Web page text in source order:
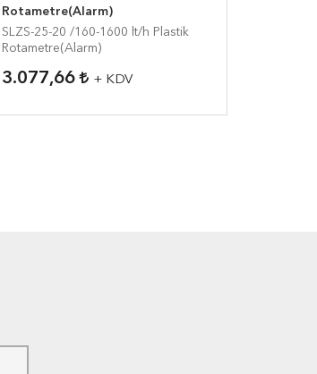
Rotametre(Alarm)
SLZS-25-20 /160-1600 lt/h Plastik
Rotametre(Alarm)
3.077,66 + KDV